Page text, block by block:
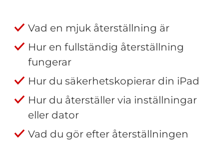
Vad en mjuk återställning är
Hur en fullständig återställning
fungerar
Hur du säkerhetskopierar din iPad
Hur du återställer via inställningar
eller dator
Vad du gör efter återställningen